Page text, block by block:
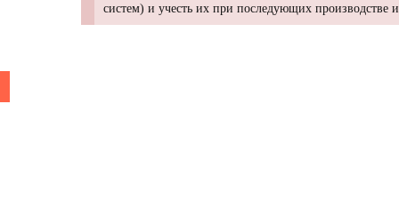
систем) и учесть их при последующих производстве